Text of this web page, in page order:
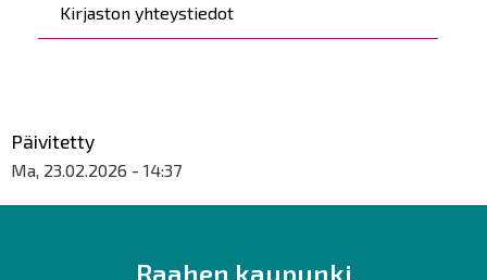
Kirjaston yhteystiedot
Päivitetty
Ma, 23.02.2026 - 14:37
Raahen kaupunki